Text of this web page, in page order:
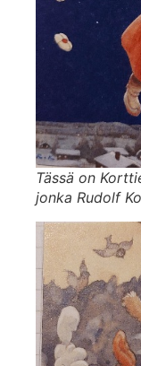
Tässä on
jonka Rudolf